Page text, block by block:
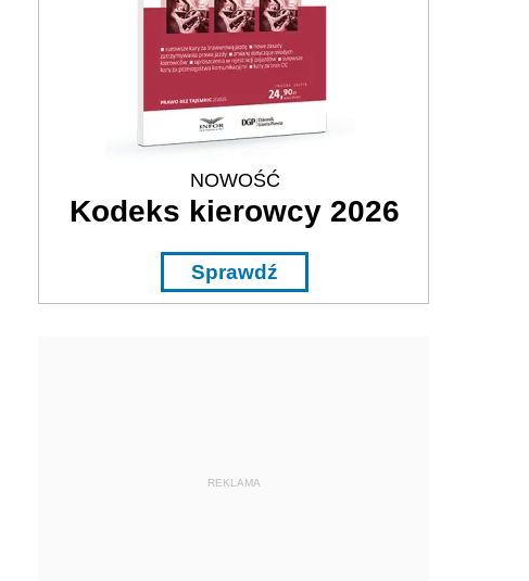
NOWOŚĆ
Kodeks kierowcy 2026
Sprawdź
REKLAMA